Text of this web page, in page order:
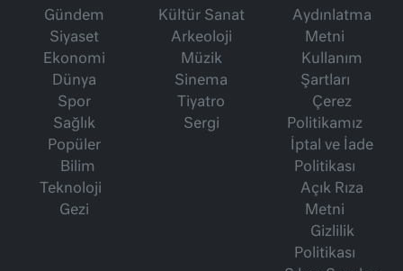
Gündem
Siyaset
Ekonomi
Dünya
Spor
Sağlık
Popüler
Bilim
Teknoloji
Gezi
Kültür Sanat
Arkeoloji
Müzik
Sinema
Tiyatro
Sergi
Aydınlatma
Metni
Kullanım
Şartları
Çerez
Politikamız
İptal ve İade
Politikası
Açık Rıza
Metni
Gizlilik
Politikası